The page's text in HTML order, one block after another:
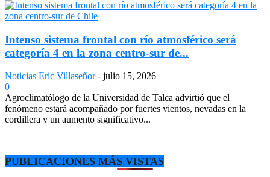
Intenso sistema frontal con río atmosférico será
categoría 4 en la zona centro-sur de...
Noticias Eric Villaseñor - julio 15, 2026
0
Agroclimatólogo de la Universidad de Talca advirtió que el
fenómeno estará acompañado por fuertes vientos, nevadas en la
cordillera y un aumento significativo...
—
PUBLICACIONES MÁS VISTAS